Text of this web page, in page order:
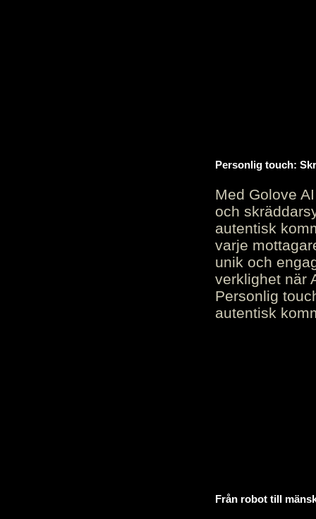
Personlig touch:
Med Golove
och
autentisk
varje
unik och
verklighet när
Personlig
autentisk
Från robot till